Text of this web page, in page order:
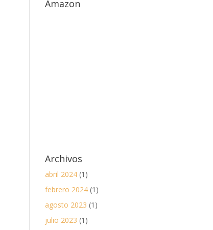
Amazon
Archivos
abril 2024 (1)
febrero 2024 (1)
agosto 2023 (1)
julio 2023 (1)